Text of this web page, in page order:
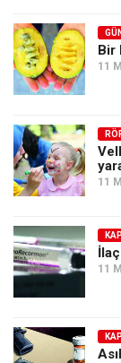
Asya
Tarih
Düşünce
Dosyalar
Bir
11
11
11